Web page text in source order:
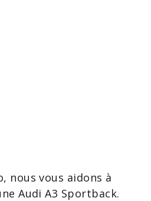
nous vous aidons à
Audi A3 Sportback.